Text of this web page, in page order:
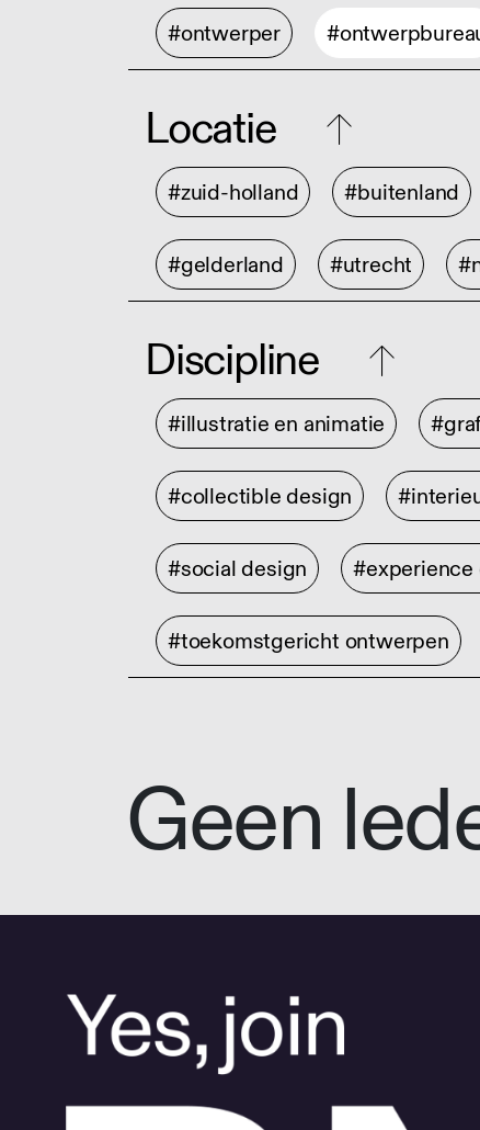
#ontwerper
Locatie
#zuid-holland #buitenland
#gelderland #utrecht
Discipline
#illustratie en animatie
#collectible design
#social design #experience
#toekomstgericht ontwerpen
Geen